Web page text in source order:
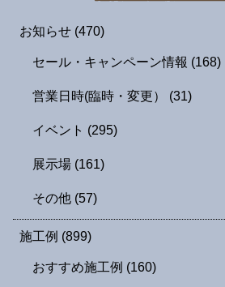
お知らせ (470)
セール・キャンペーン情報 (168)
営業日時(臨時・変更） (31)
イベント (295)
展示場 (161)
その他 (57)
施工例 (899)
おすすめ施工例 (160)